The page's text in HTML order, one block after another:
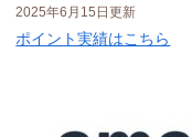
2025年6月15日更新
ポイント実績はこちら